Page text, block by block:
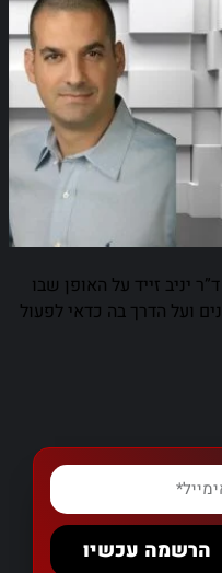
ד”ר יניב זייד על האופן שבו
ועל הדרך בה כדאי לפעול
הרשמה עכשיו